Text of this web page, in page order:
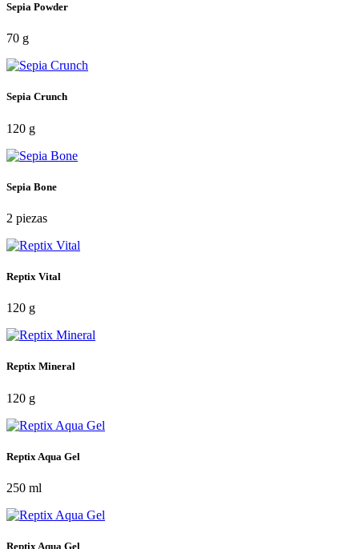
Sepia Powder
70 g
Sepia Crunch
120 g
Sepia Bone
2 piezas
Reptix Vital
120 g
Reptix Mineral
120 g
Reptix Aqua Gel
250 ml
Reptix Aqua Gel